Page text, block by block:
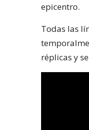
epicentro.
Todas las
réplicas y